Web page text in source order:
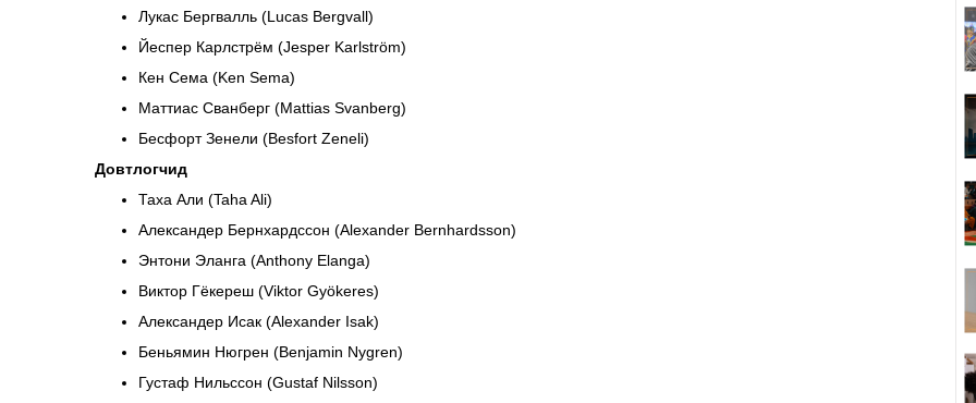
Лукас Бергвалль (Lucas Bergvall)
Йеспер Карлстрём (Jesper Karlström)
Кен Сема (Ken Sema)
Маттиас Сванберг (Mattias Svanberg)
Бесфорт Зенели (Besfort Zeneli)
Довтлогчид
Таха Али (Taha Ali)
Александер Бернхардссон (Alexander Bernhardsson)
Энтони Эланга (Anthony Elanga)
Виктор Гёкереш (Viktor Gyökeres)
Александер Исак (Alexander Isak)
Беньямин Нюгрен (Benjamin Nygren)
Густаф Нильссон (Gustaf Nilsson)